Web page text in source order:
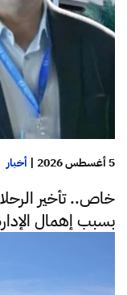
5 أغسطس 2026 | أخبار
خاص.. تأخير
بسبب إهمال